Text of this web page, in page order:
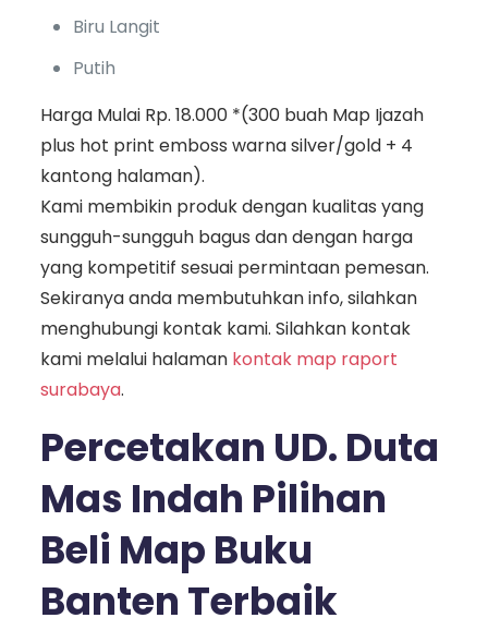
Biru Langit
Putih
Harga Mulai Rp. 18.000 *(300 buah Map Ijazah
plus hot print emboss warna silver/gold + 4
kantong halaman).
Kami membikin produk dengan kualitas yang
sungguh-sungguh bagus dan dengan harga
yang kompetitif sesuai permintaan pemesan.
Sekiranya anda membutuhkan info, silahkan
menghubungi kontak kami. Silahkan kontak
kami melalui halaman kontak map raport
surabaya.
Percetakan UD. Duta
Mas Indah Pilihan
Beli Map Buku
Banten Terbaik